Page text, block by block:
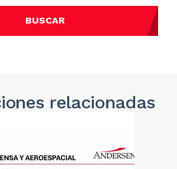
BUSCAR
relacionadas